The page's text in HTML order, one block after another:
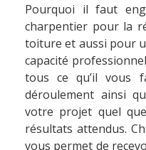
Pourquoi il faut
charpentier pour la
toiture et aussi pour
capacité
tous ce qu’il vous
déroulement ainsi
votre projet quel
résultats attendus.
vous permet de